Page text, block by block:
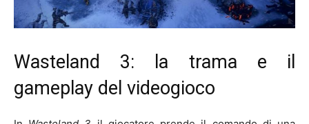
Wasteland 3: la trama e il
gameplay del videogioco